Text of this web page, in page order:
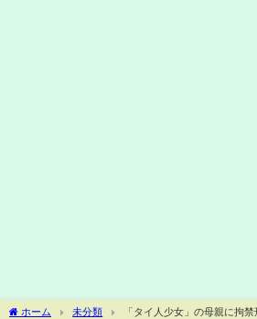
ホーム 未分類 「タイ人少女」の母親に拘